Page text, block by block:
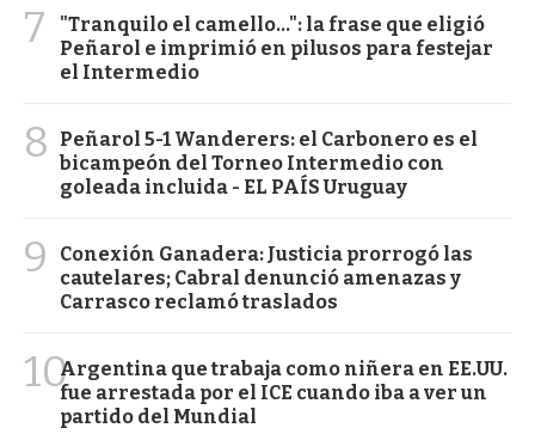
7
"Tranquilo el camello...": la frase que eligió
Peñarol e imprimió en pilusos para festejar
el Intermedio
8
Peñarol 5-1 Wanderers: el Carbonero es el
bicampeón del Torneo Intermedio con
goleada incluida - EL PAÍS Uruguay
9
Conexión Ganadera: Justicia prorrogó las
cautelares; Cabral denunció amenazas y
Carrasco reclamó traslados
10Argentina que trabaja como niñera en EE.UU.
fue arrestada por el ICE cuando iba a ver un
partido del Mundial